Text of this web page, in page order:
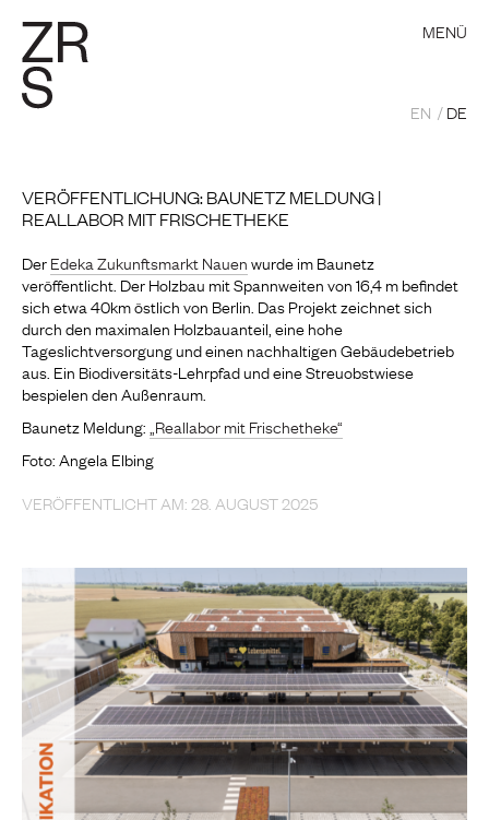
MENÜ
EN DE
VERÖFFENTLICHUNG: BAUNETZ MELDUNG |
REALLABOR MIT FRISCHETHEKE
DerEdeka Zukunftsmarkt Nauenwurde im Baunetz
veröffentlicht. Der Holzbau mit Spannweiten von 16,4 m befindet
sich etwa 40km östlich von Berlin. Das Projekt zeichnet sich
durch den maximalen Holzbauanteil, eine hohe
Tageslichtversorgung und einen nachhaltigen Gebäudebetrieb
aus. Ein Biodiversitäts-Lehrpfad und eine Streuobstwiese
bespielen den Außenraum.
Baunetz Meldung: „Reallabor mit Frischetheke“
Foto: Angela Elbing
VERÖFFENTLICHT AM: 28. AUGUST 2025